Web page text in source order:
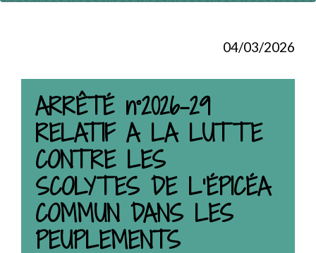
04/03/2026
ARRÊTÉ n°2026-29
RELATIF A LA LUTTE
CONTRE LES
SCOLYTES DE L’ÉPICÉA
COMMUN DANS LES
PEUPLEMENTS